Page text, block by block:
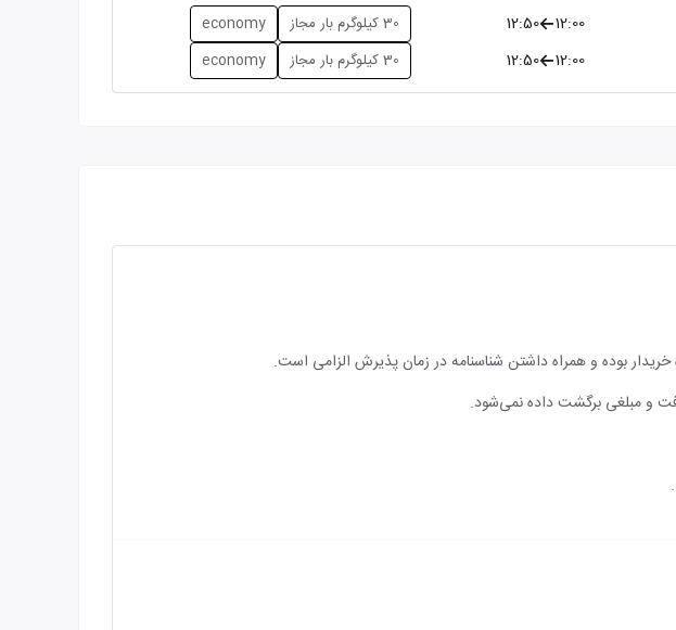
12:00
12:50 30 کیلوگرم بار مجاز economy
12:00
12:50 30 کیلوگرم بار مجاز economy
بوده و همراه داشتن شناسنامه در زمان پذیرش الزامی است.
و مبلغی برگشت داده نمی‌شود.